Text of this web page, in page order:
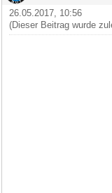
26.05.2017, 10:56
(Dieser Beitrag wurde